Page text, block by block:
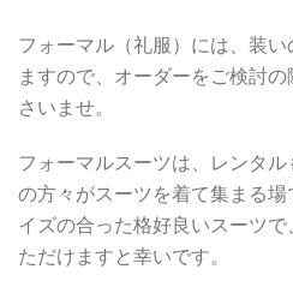
フォーマル（礼服）には、装
ますので、オーダーをご検討
さいませ。
フォーマルスーツは、レンタル
の方々がスーツを着て集まる
イズの合った格好良いスーツ
ただけますと幸いです。